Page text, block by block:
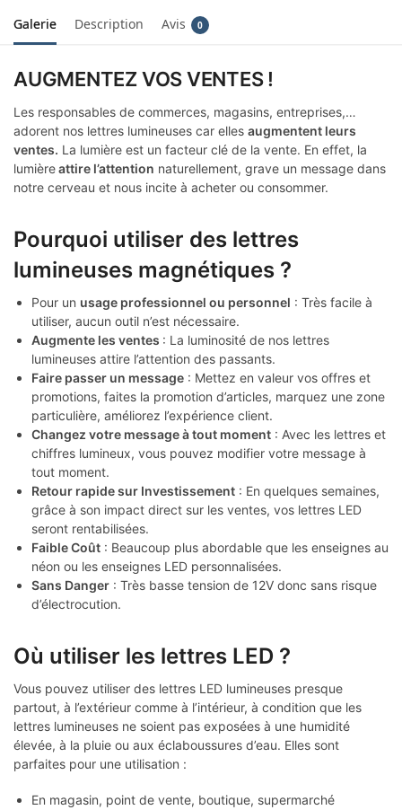
Galerie Description Avis 0
AUGMENTEZ VOS VENTES !
Les responsables de commerces, magasins, entreprises,…
adorent nos lettres lumineuses car elles augmentent leurs
ventes. La lumière est un facteur clé de la vente. En effet, la
lumièreattire l’attention naturellement, grave un message dans
notre cerveau et nous incite à acheter ou consommer.
Pourquoi utiliser des lettres
lumineuses magnétiques ?
Pour un usage professionnel ou personnel : Très facile à
utiliser, aucun outil n’est nécessaire.
Augmente les ventes : La luminosité de nos lettres
lumineuses attire l’attention des passants.
Faire passer un message : Mettez en valeur vos offres et
promotions, faites la promotion d’articles, marquez une zone
particulière, améliorez l’expérience client.
Changez votre message à tout moment : Avec les lettres et
chiffres lumineux, vous pouvez modifier votre message à
tout moment.
Retour rapide sur Investissement : En quelques semaines,
grâce à son impact direct sur les ventes, vos lettres LED
seront rentabilisées.
Faible Coût : Beaucoup plus abordable que les enseignes au
néon ou les enseignes LED personnalisées.
Sans Danger : Très basse tension de 12V donc sans risque
d’électrocution.
Où utiliser les lettres LED ?
Vous pouvez utiliser des lettres LED lumineuses presque
partout, à l’extérieur comme à l’intérieur, à condition que les
lettres lumineuses ne soient pas exposées à une humidité
élevée, à la pluie ou aux éclaboussures d’eau. Elles sont
parfaites pour une utilisation :
En magasin, point de vente, boutique, supermarché